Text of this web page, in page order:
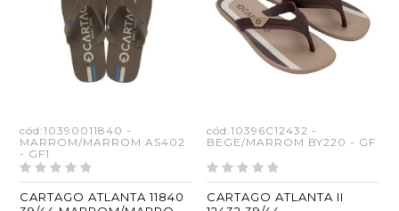
cód:10390011840 -
MARROM/MARROM AS402
- GF1
CARTAGO ATLANTA 11840
cód:10396C12432 -
BEGE/MARROM BY220 - GF
CARTAGO ATLANTA II